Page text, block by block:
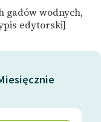
gadów wodnych,
edytorski]